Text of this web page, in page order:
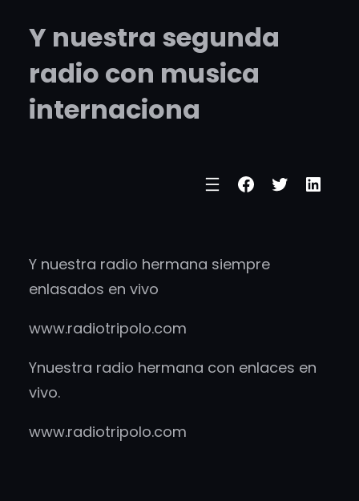
Y nuestra segunda
radio con musica
internaciona
Facebook
Twitter
Y nuestra radio hermana siempre
enlasados en vivo
www.radiotripolo.com
Ynuestra radio hermana con enlaces en
vivo.
www.radiotripolo.com